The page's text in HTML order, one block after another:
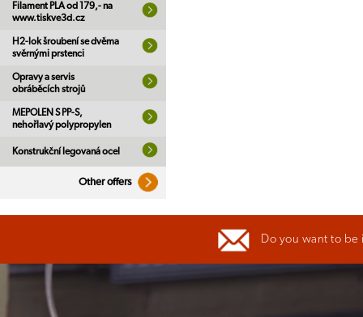
Filament PLA od 179,- na
www.tiskve3d.cz
H2-lok šroubení se dvěma
svěrnými prstenci
Opravy a servis
obráběcích strojů
MEPOLEN S PP-S,
nehořlavý polypropylen
Konstrukční legovaná ocel
Other offers
Do you want to